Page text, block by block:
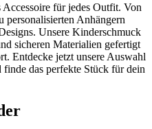
für jedes Outfit. Von
personalisierten Anhängern
Unsere Kinderschmuck
sicheren Materialien gefertigt
Entdecke jetzt unsere Auswahl
das perfekte Stück für dein